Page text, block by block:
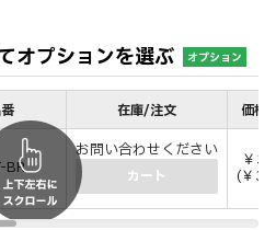
オプションを選ぶ オプション
在庫/注文 価格(
BR
お問い合わせください
カート
￥
(￥